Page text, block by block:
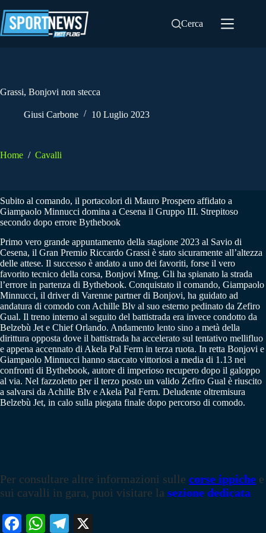
al
contenuto
Cerca
Grassi, Bonjovi non stecca
Giusi Carbone 10 Luglio 2023
Home / Cavalli
Subito al comando, il portacolori di Mauro Prospero affidato a
Giampaolo Minnucci domina a Cesena il Gruppo III. Strepitoso
secondo dopo errore Bythebook
Primo vero grande appuntamento della stagione 2023 al Savio di
Cesena, il Gran Premio Riccardo Grassi è stato sicuramente all’altezza
delle attese. Il successo è andato a uno dei favoriti, forse il vero
favorito tecnico della corsa, Bonjovi Mmg. Gli ha spianato la strada
l’errore in partenza di Bythebook. Conquistato il comando, Giampaolo
Minnucci, il driver di Varenne partner di Bonjovi, ha guidato ad
andatura di comodo con Achille Blv al suo esterno pedinato da Zefiro
Gual. Il treno interno al seguito del battistrada era invece condotto da
Belzebù Jet e Chief Orlando. Andamento lento sino a metà della
dirittura opposta dove il battistrada ha accelerato sul tentativo mellifluo
e appena accennato di Akela Pal Ferm in terza ruota. In retta Bonjovi e
Giampaolo Minnucci hanno staccato vittoriosi a media di 1.13 nei
confronti di Bythebook, autore di imperioso recupero dopo il galoppo
al via. Nel fazzoletto per il terzo posto un valido Zefiro Gual è riuscito
a salvarsi da Achille Blv e Akela Pal Ferm. Deludente oltremisura
Belzebù Jet, in calo sulla piegata finale dopo percorso di comodo.
Per consultare altre informazioni sulle corse ippiche e
sui cavalli in gara, puoi visitare la sezione dedicata
Fa W
Te